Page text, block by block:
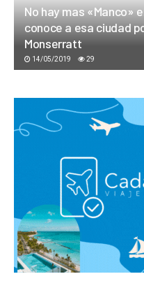
No hay mas «Manco»
conoce a esa ciudad
Monserratt
14/05/2019 29